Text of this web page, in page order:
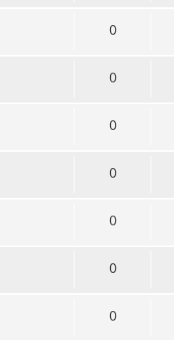
0
0
0
0
0
0
0